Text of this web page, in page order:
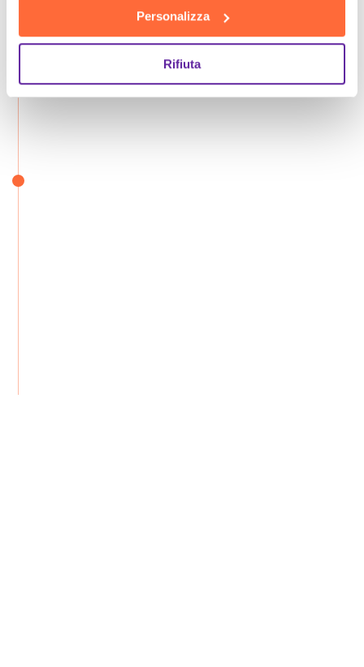
Personalizza
Rifiuta